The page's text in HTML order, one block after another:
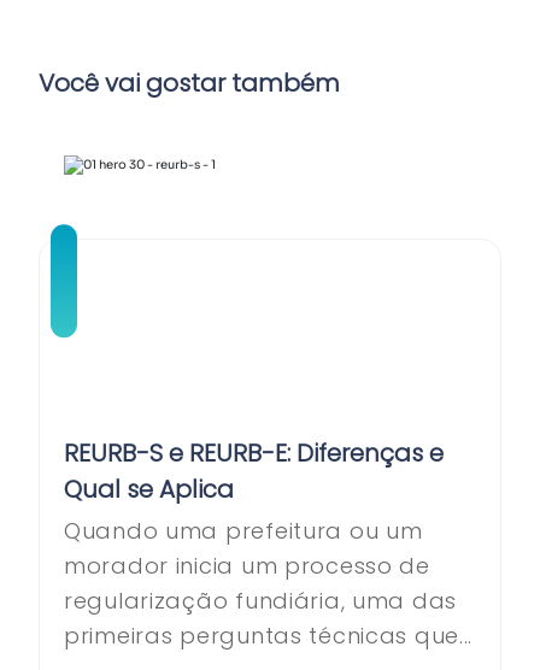
Você vai gostar também
REURB-S e REURB-E: Diferenças e
Qual se Aplica
Quando uma prefeitura ou um
morador inicia um processo de
regularização fundiária, uma das
primeiras perguntas técnicas que...